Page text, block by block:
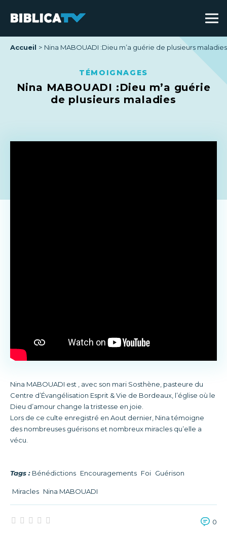
Accueil Nina MABOUADI :Dieu m’a guérie de plusieurs maladies
TÉMOIGNAGES
Nina MABOUADI :Dieu m’a guérie
de plusieurs maladies
Nina MABOUADI est , avec son mari Sosthène, pasteure du
Centre d’Évangélisation Esprit & Vie de Bordeaux, l’église où le
Dieu d’amour change la tristesse en joie.
Lors de ce culte enregistré en Aout dernier, Nina témoigne
des nombreuses guérisons et nombreux miracles qu’elle a
vécu.
Tags : Bénédictions Encouragements Foi Guérison
Miracles Nina MABOUADI
0